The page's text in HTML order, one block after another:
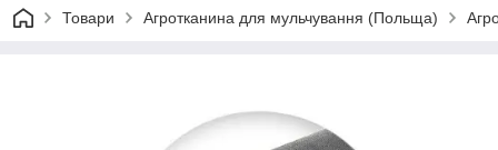
Товари Агротканина для мульчування (Польща)